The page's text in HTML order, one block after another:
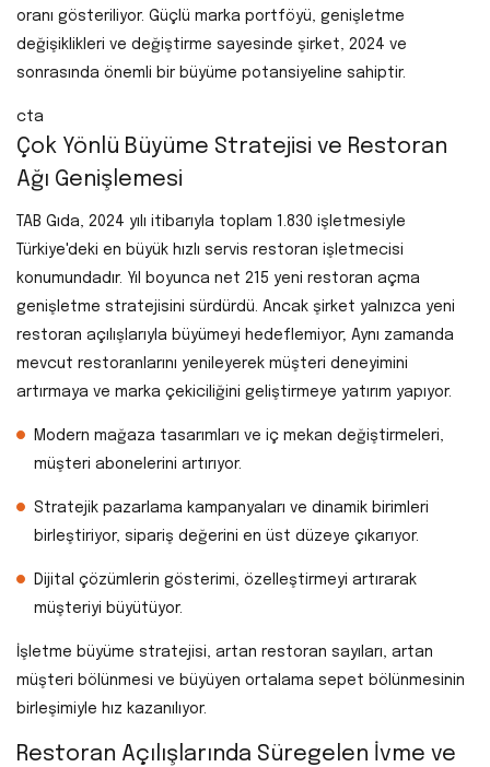
oranı gösteriliyor. Güçlü marka portföyü, genişletme
değişiklikleri ve değiştirme sayesinde şirket, 2024 ve
sonrasında önemli bir büyüme potansiyeline sahiptir.
cta
Çok Yönlü Büyüme Stratejisi ve Restoran
Ağı Genişlemesi
TAB Gıda, 2024 yılı itibarıyla toplam 1.830 işletmesiyle
Türkiye'deki en büyük hızlı servis restoran işletmecisi
konumundadır. Yıl boyunca net 215 yeni restoran açma
genişletme stratejisini sürdürdü. Ancak şirket yalnızca yeni
restoran açılışlarıyla büyümeyi hedeflemiyor; Aynı zamanda
mevcut restoranlarını yenileyerek müşteri deneyimini
artırmaya ve marka çekiciliğini geliştirmeye yatırım yapıyor.
Modern mağaza tasarımları ve iç mekan değiştirmeleri,
müşteri abonelerini artırıyor.
Stratejik pazarlama kampanyaları ve dinamik birimleri
birleştiriyor, sipariş değerini en üst düzeye çıkarıyor.
Dijital çözümlerin gösterimi, özelleştirmeyi artırarak
müşteriyi büyütüyor.
İşletme büyüme stratejisi, artan restoran sayıları, artan
müşteri bölünmesi ve büyüyen ortalama sepet bölünmesinin
birleşimiyle hız kazanılıyor.
Restoran Açılışlarında Süregelen İvme ve